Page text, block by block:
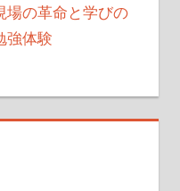
場の革命と学びの
強体験